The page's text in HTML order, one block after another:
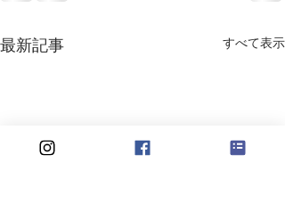
最新記事 すべて表示